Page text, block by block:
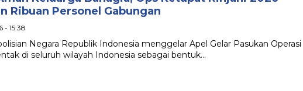
Ribuan Personel Gabungan
- 15:38
Negara Republik Indonesia menggelar Apel Gelar Pasukan Operasi
di seluruh wilayah Indonesia sebagai bentuk…